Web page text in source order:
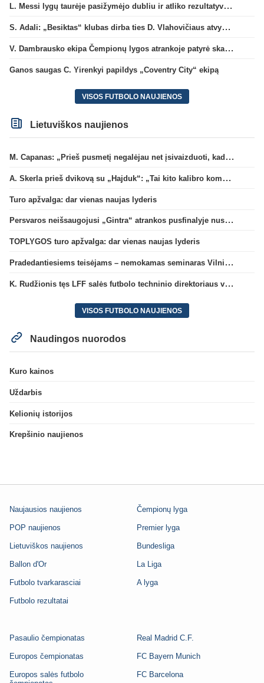
L. Messi lygų taurėje pasižymėjo dubliu ir atliko rezultatyvų perdavimą
S. Adali: „Besiktas“ klubas dirba ties D. Vlahovičiaus atvykimu“
V. Dambrausko ekipa Čempionų lygos atrankoje patyrė skaudžią nesėkmę
Ganos saugas C. Yirenkyi papildys „Coventry City“ ekipą
VISOS FUTBOLO NAUJIENOS
Lietuviškos naujienos
M. Capanas: „Prieš pusmetį negalėjau net įsivaizduoti, kad žaisime prieš „Hajduk“
A. Skerla prieš dvikovą su „Hajduk“: „Tai kito kalibro komanda“
Turo apžvalga: dar vienas naujas lyderis
Persvaros neišsaugojusi „Gintra“ atrankos pusfinalyje nusileido Škotijos čempionėms
TOPLYGOS turo apžvalga: dar vienas naujas lyderis
Pradedantiesiems teisėjams – nemokamas seminaras Vilniuje šį penktadienį
K. Rudžionis tęs LFF salės futbolo techninio direktoriaus veiklą
VISOS FUTBOLO NAUJIENOS
Naudingos nuorodos
Kuro kainos
Uždarbis
Kelionių istorijos
Krepšinio naujienos
Naujausios naujienos
POP naujienos
Lietuviškos naujienos
Ballon d'Or
Futbolo tvarkarasciai
Futbolo rezultatai
Čempionų lyga
Premier lyga
Bundesliga
La Liga
A lyga
Pasaulio čempionatas
Europos čempionatas
Europos salės futbolo
Real Madrid C.F.
FC Bayern Munich
FC Barcelona